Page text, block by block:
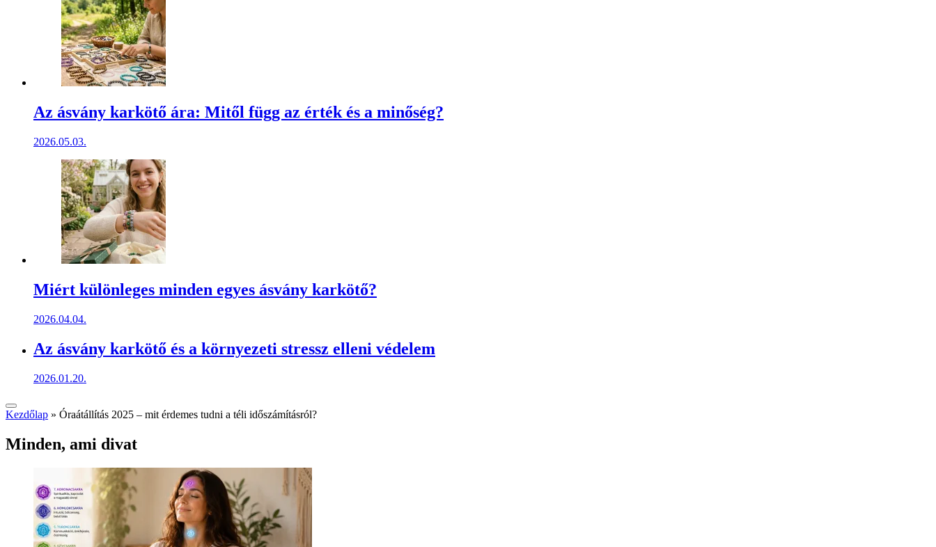
Az ásvány karkötő ára: Mitől függ az érték és a minőség?
2026.05.03.
Miért különleges minden egyes ásvány karkötő?
2026.04.04.
Az ásvány karkötő és a környezeti stressz elleni védelem
2026.01.20.
Kezdőlap » Óraátállítás 2025 – mit érdemes tudni a téli időszámításról?
Minden, ami divat